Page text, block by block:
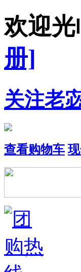
欢迎
册]
关注老
查看购物车